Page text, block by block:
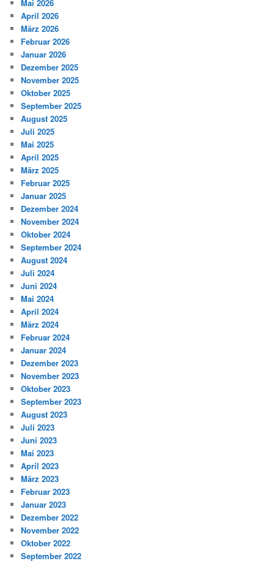
Mai 2026
April 2026
März 2026
Februar 2026
Januar 2026
Dezember 2025
November 2025
Oktober 2025
September 2025
August 2025
Juli 2025
Mai 2025
April 2025
März 2025
Februar 2025
Januar 2025
Dezember 2024
November 2024
Oktober 2024
September 2024
August 2024
Juli 2024
Juni 2024
Mai 2024
April 2024
März 2024
Februar 2024
Januar 2024
Dezember 2023
November 2023
Oktober 2023
September 2023
August 2023
Juli 2023
Juni 2023
Mai 2023
April 2023
März 2023
Februar 2023
Januar 2023
Dezember 2022
November 2022
Oktober 2022
September 2022